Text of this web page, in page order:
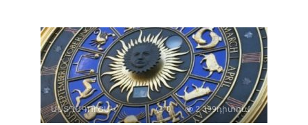
ԱՍՏՂԱԳՈՒՇԱԿ 0 2 399դիտում